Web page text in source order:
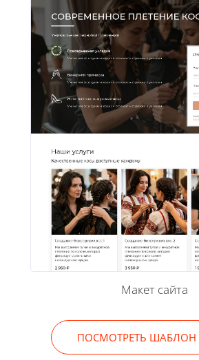
Макет сайта
ПОСМОТРЕТЬ ШАБЛОН